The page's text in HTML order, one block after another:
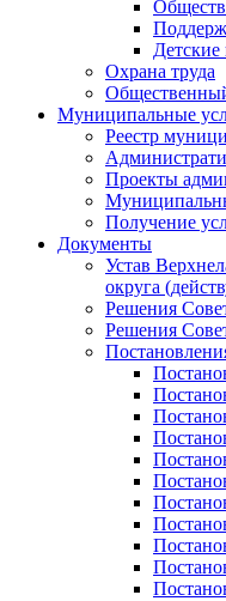
Охрана труда
Муниципальные
Реестр
Проекты
Получение
Документы
Устав
округа
Решения
Решения